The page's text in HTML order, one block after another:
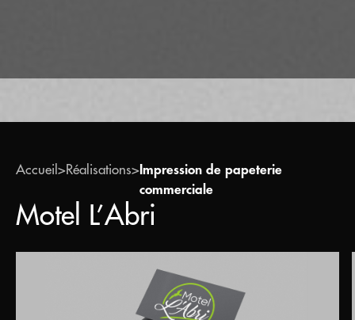
Accueil >Réalisations> Impression de papeterie
commerciale
Motel L’Abri